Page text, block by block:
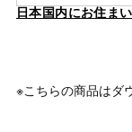
日本国内にお住ま
※こちらの商品はダ